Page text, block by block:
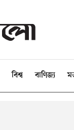
বিশ্ব বাণিজ্য